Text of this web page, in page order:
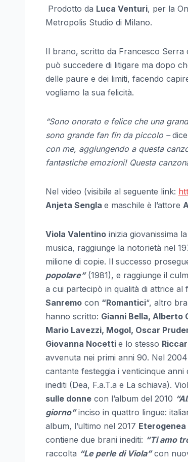
Prodotto da Luca Venturi, per la
Metropolis Studio di Milano.
Il brano, scritto da Francesco Serra
può succedere di litigare ma dopo
delle paure e dei limiti, facendo
vogliamo la sua felicità.
“Sono onorato e felice che una
sono grande fan fin da piccolo –
con me, aggiungendo a questa
fantastiche emozioni! Questa
Nel video (visibile al seguente link:
Anjeta Sengla e maschile è l’attore
Viola Valentino inizia giovanissima
musica, raggiunge la notorietà nel
milione di copie. Il successo
popolare”(1981), e raggiunge il
a cui partecipò in qualità di attrice al
Sanremo con “Romantici“, altro
hanno scritto: Gianni Bella, Alberto
Mario Lavezzi, Mogol, Oscar
Giovanna Nocetti e lo stesso
avvenuta nei primi anni 90. Nel
cantante festeggia i venticinque
inediti (Dea, F.a.T.a e La schiava).
sulle donne con l’album del 2010
giorno”inciso in quattro lingue:
album, l’ultimo nel 2017 Eterogenea
contiene due brani inediti: “Ti amo
raccolta “Le perle di Viola”con